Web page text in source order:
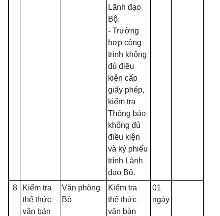
Lãnh đạo
Bộ.
- Trường
hợp công
trình không
đủ điều
kiện cấp
giấy phép,
kiểm tra
Thông báo
không đủ
điều kiện
và ký phiếu
trình Lãnh
đạo Bộ.
8
Kiểm tra
thể thức
văn bản
Văn phòng
Bộ
Kiểm tra
thể thức
văn bản
01
ngày